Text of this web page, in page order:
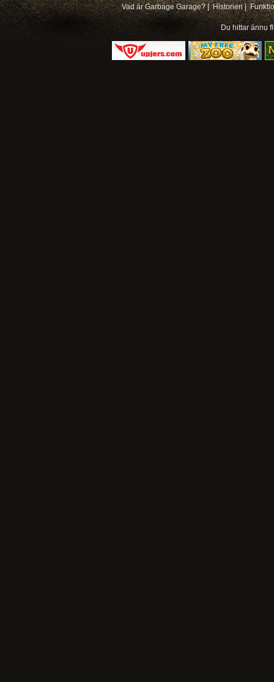
Vad är Garbage Garage? | Historien |
Du hittar ännu